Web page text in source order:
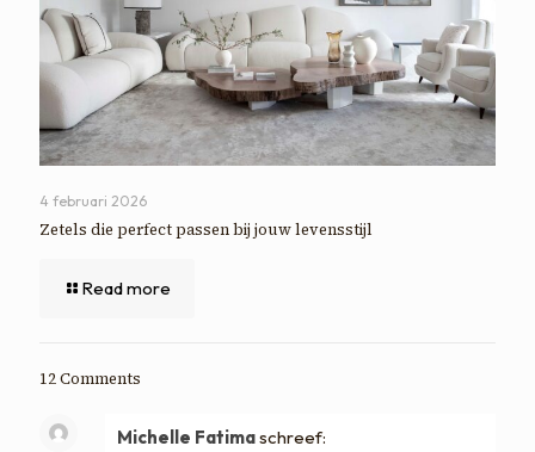
4 februari 2026
Zetels die perfect passen bij jouw levensstijl
Read more
12 Comments
Michelle Fatimaschreef: